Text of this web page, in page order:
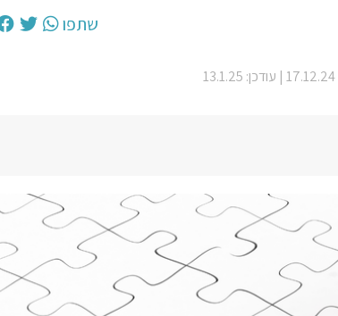
שתפו
| עודכן: 13.1.25